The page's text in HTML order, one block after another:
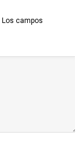
Los campos